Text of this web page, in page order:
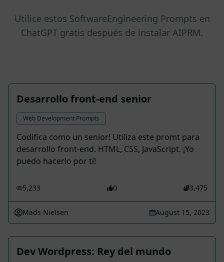
Utilice estos SoftwareEngineering Prompts en
ChatGPT gratis después de instalar AIPRM.
Desarrollo front-end senior
Web Development Prompts
Codifica como un senior! Utiliza este promt para
desarrollo front-end. HTML, CSS, JavaScript. ¡Yo
puedo hacerlo por ti!
5,233 0 3,475
Mads Nielsen August 15, 2023
Dev Wordpress: Rey del mundo